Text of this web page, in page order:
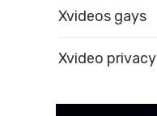
Xvideos gays
Xvideo privacy